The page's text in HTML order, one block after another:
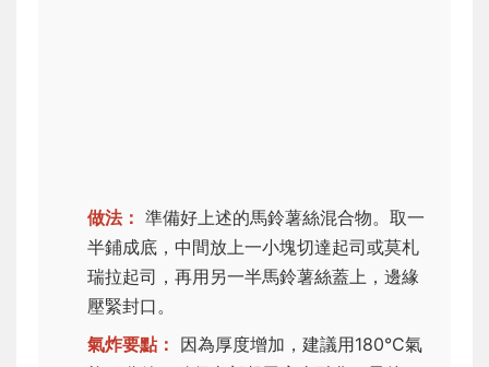
做法： 準備好上述的馬鈴薯絲混合物。取一
半鋪成底，中間放上一小塊切達起司或莫札
瑞拉起司，再用另一半馬鈴薯絲蓋上，邊緣
壓緊封口。
氣炸要點： 因為厚度增加，建議用180°C氣